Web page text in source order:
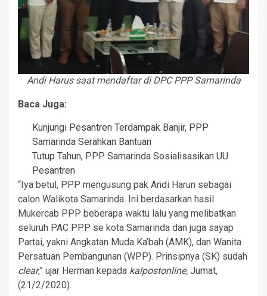
Andi Harus saat mendaftar di DPC PPP Samarinda
Baca Juga:
Kunjungi Pesantren Terdampak Banjir, PPP
Samarinda Serahkan Bantuan
Tutup Tahun, PPP Samarinda Sosialisasikan UU
Pesantren
“Iya betul, PPP mengusung pak Andi Harun sebagai
calon Walikota Samarinda. Ini berdasarkan hasil
Mukercab PPP beberapa waktu lalu yang melibatkan
seluruh PAC PPP se kota Samarinda dan juga sayap
Partai, yakni Angkatan Muda Ka’bah (AMK), dan Wanita
Persatuan Pembangunan (WPP). Prinsipnya (SK) sudah
clear,” ujar Herman kepada kalpostonline, Jumat,
(21/2/2020).